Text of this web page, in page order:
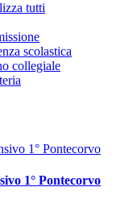
tutti
scolastica
collegiale
1° Pontecorvo